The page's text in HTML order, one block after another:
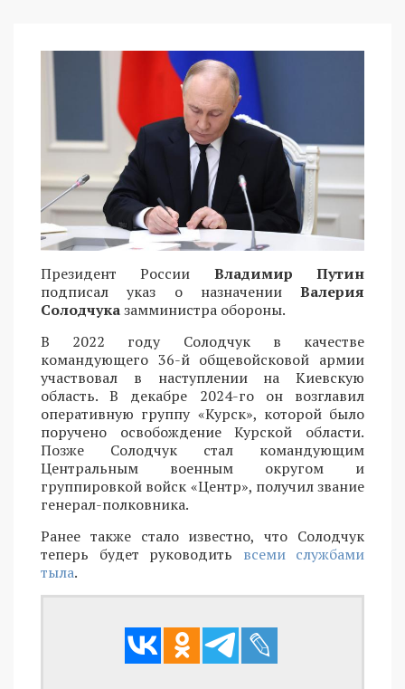
Президент России Владимир Путин
подписал указ о назначенииВалерия
Солодчуказамминистра обороны.
В 2022 году Солодчук в качестве
командующего 36-й общевойсковой армии
участвовал в наступлении на Киевскую
область. В декабре 2024-го он возглавил
оперативную группу «Курск», которой было
поручено освобождение Курской области.
Позже Солодчук стал командующим
Центральным военным округом и
группировкой войск «Центр», получил звание
генерал-полковника.
Ранее также стало известно, что Солодчук
теперь будет руководить всеми службами
тыла.